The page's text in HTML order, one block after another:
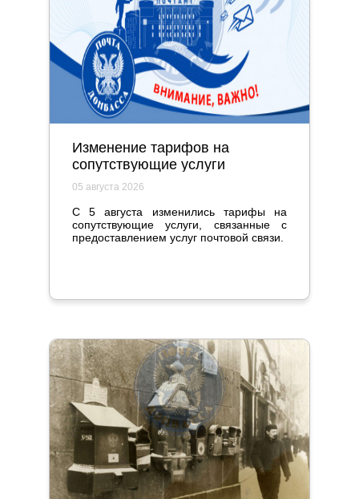
Изменение тарифов на
сопутствующие услуги
05 августа 2026
С 5 августа изменились тарифы на
сопутствующие услуги, связанные с
предоставлением услуг почтовой связи.